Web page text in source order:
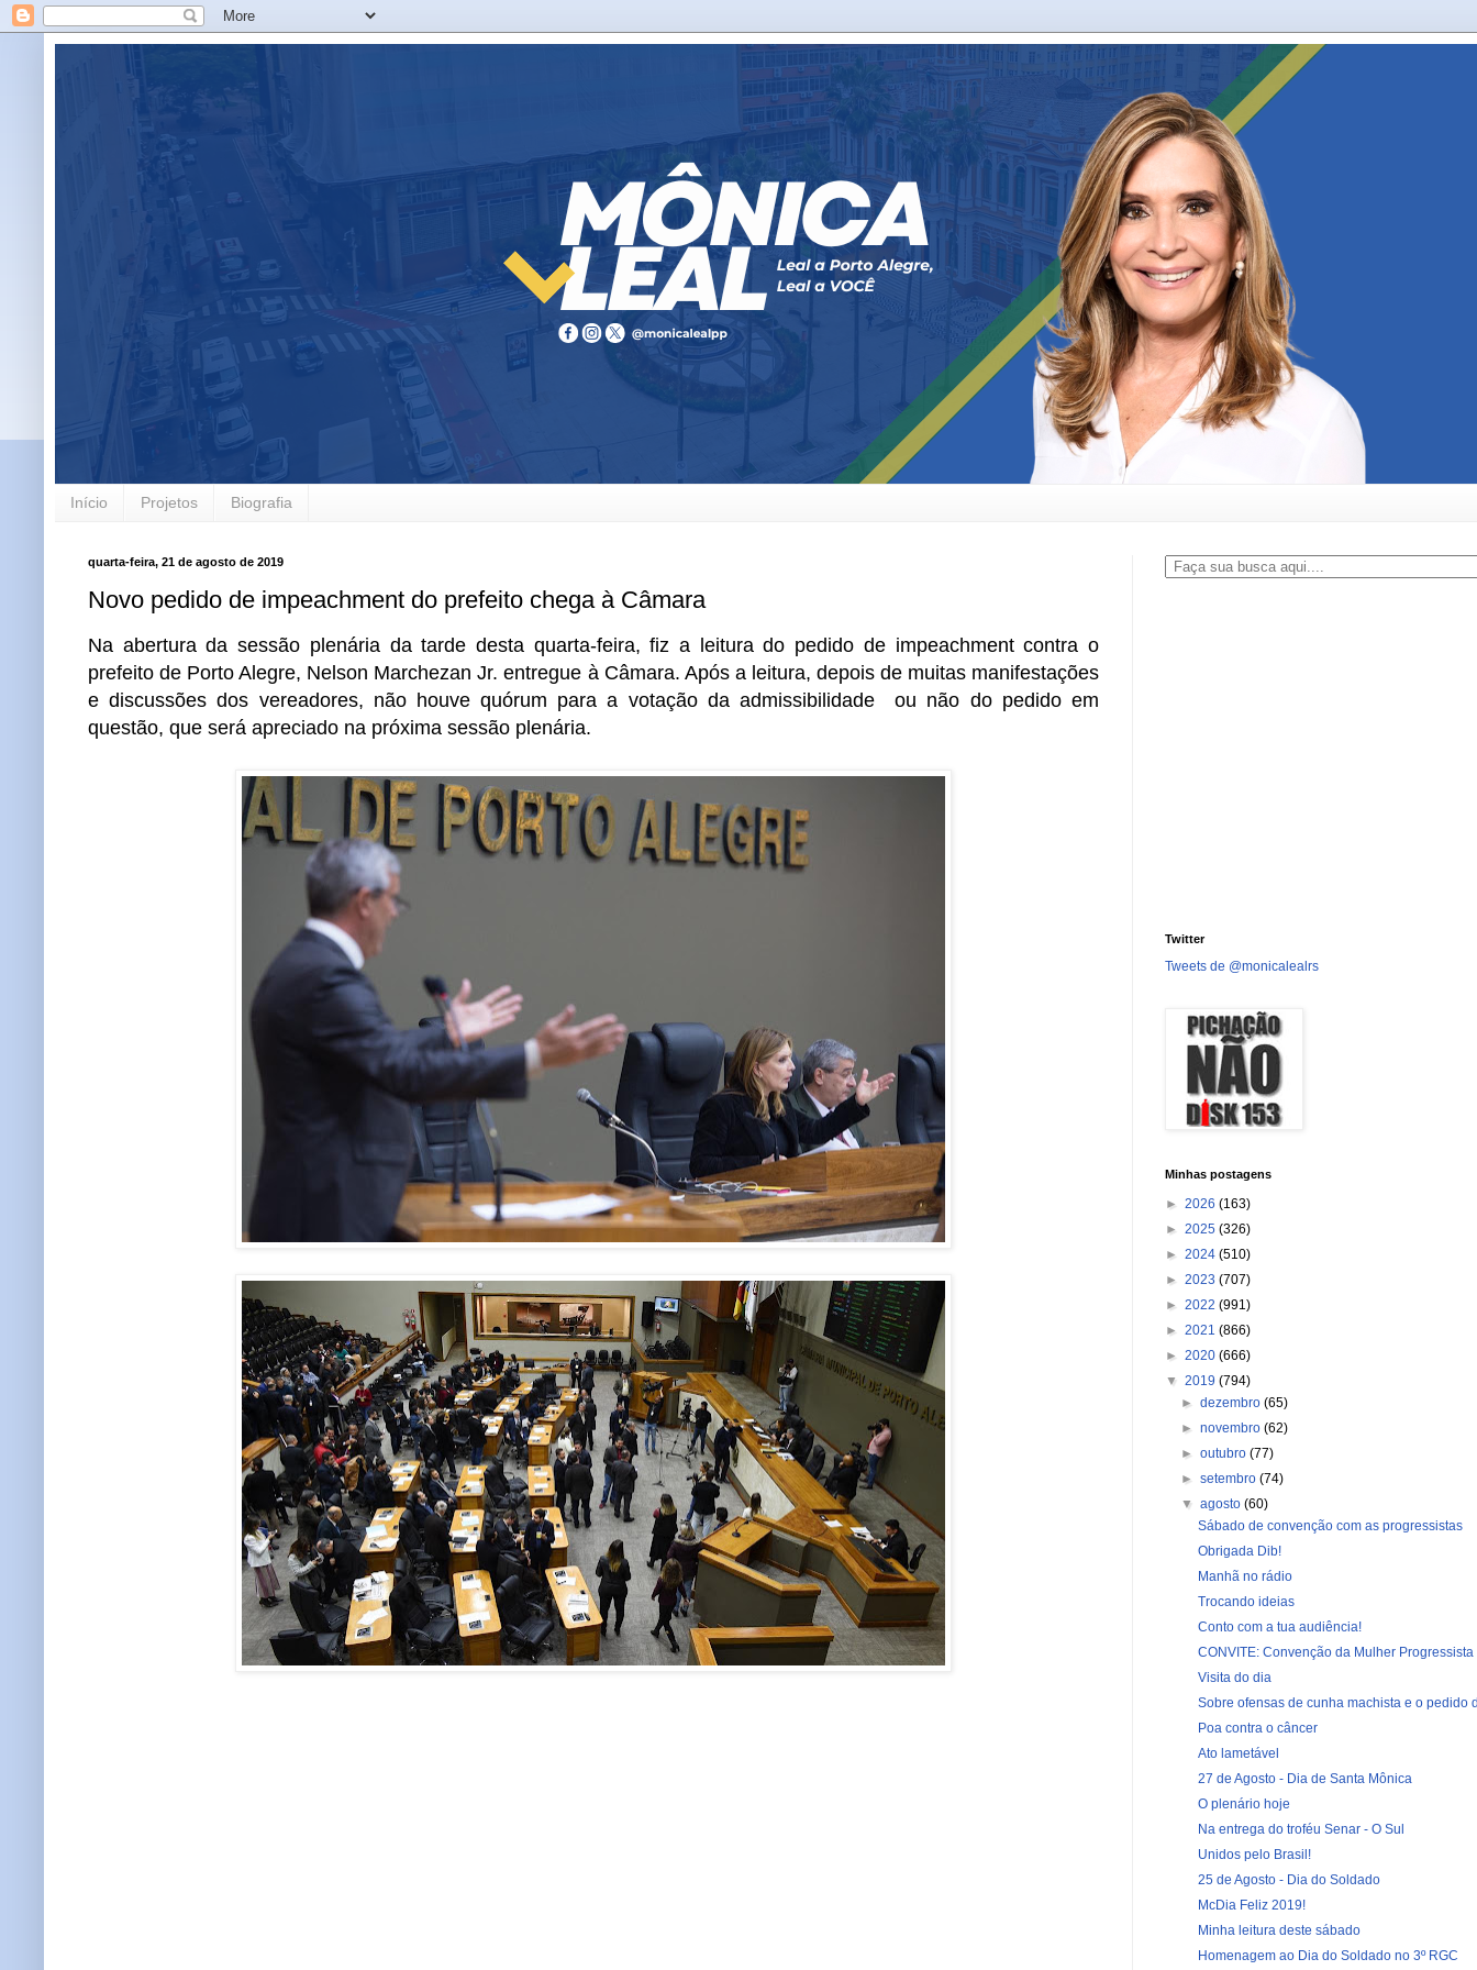
Início Projetos Biografia
quarta-feira, 21 de agosto de 2019
Novo pedido de impeachment do prefeito chega à Câmara
Na abertura da sessão plenária da tarde desta quarta-feira, fiz a leitura do pedido de impeachment contra o
prefeito de Porto Alegre, Nelson Marchezan Jr. entregue à Câmara. Após a leitura, depois de muitas manifestações
e discussões dos vereadores, não houve quórum para a votação da admissibilidade ou não do pedido em
questão, que será apreciado na próxima sessão plenária.
Twitter
Tweets de @monicalealrs
Minhas postagens
► 2026 (163)
► 2025 (326)
► 2024 (510)
► 2023 (707)
► 2022 (991)
► 2021 (866)
► 2020 (666)
▼ 2019 (794)
►dezembro(65)
►novembro(62)
►outubro(77)
►setembro(74)
▼agosto(60)
Sábado de convenção com as progressistas
Obrigada Dib!
Manhã no rádio
Trocando ideias
Conto com a tua audiência!
CONVITE: Convenção da Mulher Progressista
Visita do dia
Sobre ofensas de cunha machista e o pedido
Poa contra o câncer
Ato lametável
27 de Agosto - Dia de Santa Mônica
O plenário hoje
Na entrega do troféu Senar - O Sul
Unidos pelo Brasil!
25 de Agosto - Dia do Soldado
McDia Feliz 2019!
Minha leitura deste sábado
Homenagem ao Dia do Soldado no 3º RGC